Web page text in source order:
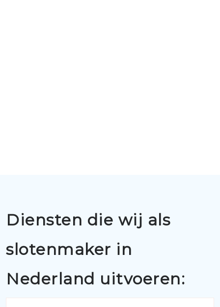
Diensten die wij als
slotenmaker in
Nederland uitvoeren: